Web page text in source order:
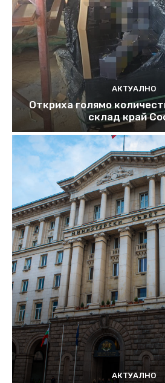
АКТУАЛНО
Откриха голямо
склад край
АКТУАЛНО